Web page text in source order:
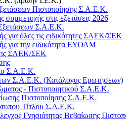
Πιστοποίησης Σ.Α.Ε.Κ.
συμμετοχής στις εξετάσεις 2026
Σ.Α.Ε.Κ.
για όλες τις ειδικότητες ΣΑΕΚ/ΣΕΚ
για την ειδικότητα ΕΥΟΑΜ
ΣΑΕΚ/ΣΕΚ
Σ.Α.Ε.Κ.
Σ.Α.Ε.Κ. (Κατάλογος Ερωτήσεων)
- Πιστοποιητικού Σ.Α.Ε.Κ.
Πιστοποίησης Σ.Α.Ε.Κ.
Τίτλου Σ.Α.Ε.Κ.
Γνησιότητας Βεβαίωσης